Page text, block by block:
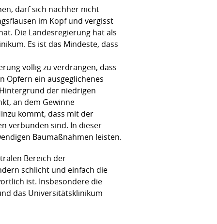
darf sich nachher nicht
im Kopf und vergisst
Die Landesregierung hat als
Es ist das Mindeste, dass
völlig zu verdrängen, dass
Opfern ein ausgeglichenes
der niedrigen
an dem Gewinne
kommt, dass mit der
verbunden sind. In dieser
Baumaßnahmen leisten.
Bereich der
schlicht und einfach die
ist. Insbesondere die
das Universitätsklinikum